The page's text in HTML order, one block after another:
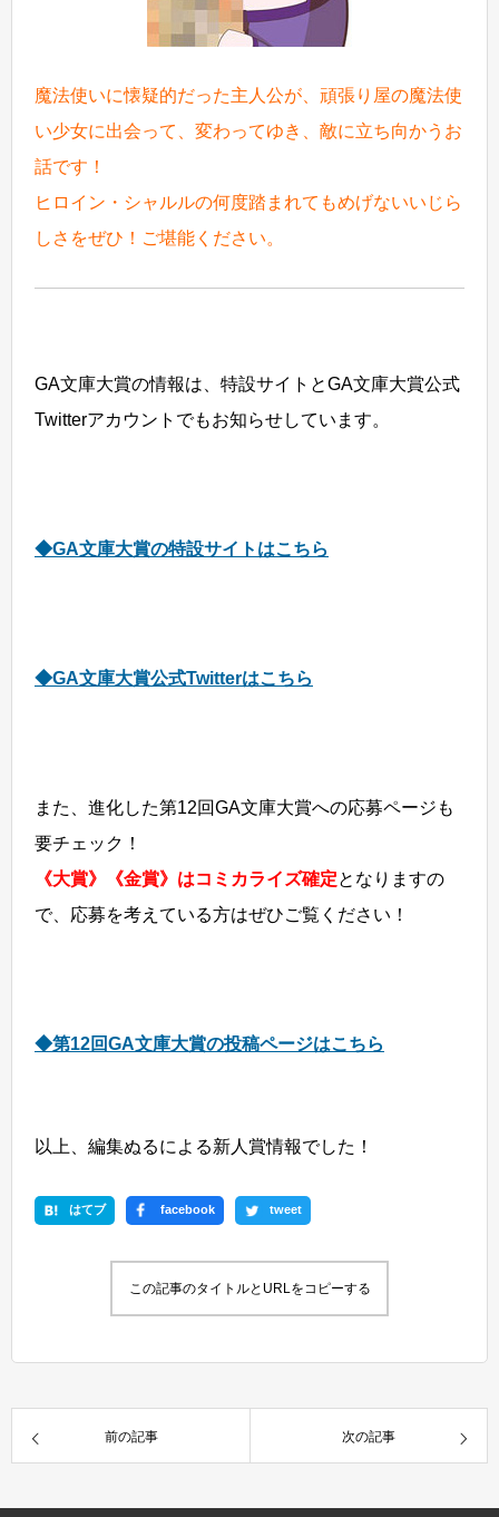
魔法使いに懐疑的だった主人公が、頑張り屋の魔法使
い少女に出会って、変わってゆき、敵に立ち向かうお
話です！
ヒロイン・シャルルの何度踏まれてもめげないいじら
しさをぜひ！ご堪能ください。
GA文庫大賞の情報は、特設サイトとGA文庫大賞公式
Twitterアカウントでもお知らせしています。
◆GA文庫大賞の特設サイトはこちら
◆GA文庫大賞公式Twitterはこちら
また、進化した第12回GA文庫大賞への応募ページも
要チェック！
《大賞》《金賞》はコミカライズ確定となりますの
で、応募を考えている方はぜひご覧ください！
◆第12回GA文庫大賞の投稿ページはこちら
以上、編集ぬるによる新人賞情報でした！
はてブ facebook tweet
この記事のタイトルとURLをコピーする
前の記事 次の記事